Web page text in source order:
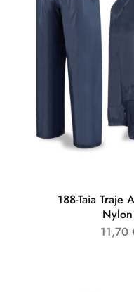
188-Taia Traje
11,70